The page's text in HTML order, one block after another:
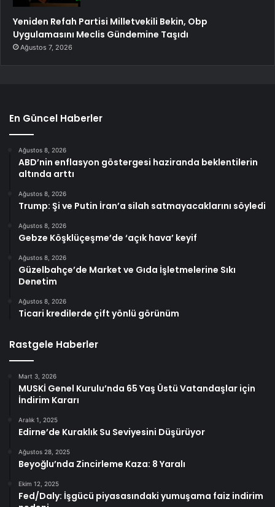
Yeniden Refah Partisi Milletvekili Bekin, Obp
Uygulamasını Meclis Gündemine Taşıdı
Ağustos 7, 2026
En Güncel Haberler
Ağustos 8, 2026
ABD’nin enflasyon göstergesi haziranda beklentilerin
altında arttı
Ağustos 8, 2026
Trump: Şi ve Putin İran’a silah satmayacaklarını söyledi
Ağustos 8, 2026
Gebze Köşklüçeşme’de ‘açık hava’ keyif
Ağustos 8, 2026
Güzelbahçe’de Market ve Gıda İşletmelerine Sıkı
Denetim
Ağustos 8, 2026
Ticari kredilerde çift yönlü görünüm
Rastgele Haberler
Mart 3, 2026
MUSKİ Genel Kurulu’nda 65 Yaş Üstü Vatandaşlar için
İndirim Kararı
Aralık 1, 2025
Edirne’de Kuraklık Su Seviyesini Düşürüyor
Ağustos 28, 2025
Beyoğlu’nda Zincirleme Kaza: 8 Yaralı
Ekim 12, 2025
Fed/Daly: İşgücü piyasasındaki yumuşama faiz indirim